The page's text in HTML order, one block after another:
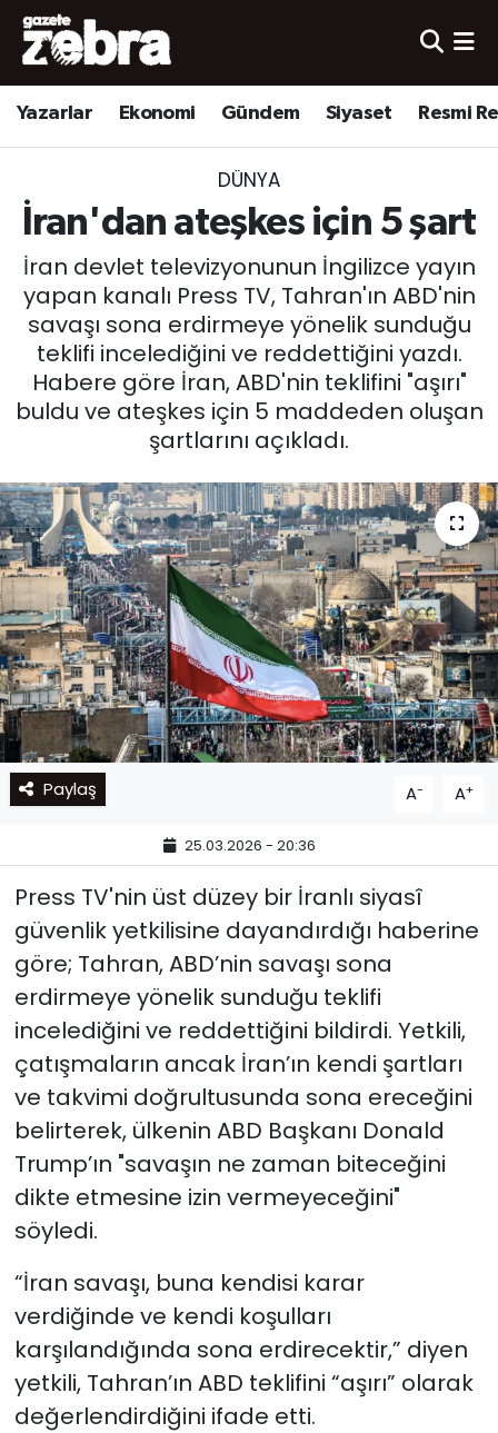
Yazarlar Ekonomi Gündem Siyaset Resmi
DÜNYA
İran'dan ateşkes için 5 şart
İran devlet televizyonunun İngilizce yayın
yapan kanalı Press TV, Tahran'ın ABD'nin
savaşı sona erdirmeye yönelik sunduğu
teklifi incelediğini ve reddettiğini yazdı.
Habere göre İran, ABD'nin teklifini "aşırı"
buldu ve ateşkes için 5 maddeden oluşan
şartlarını açıkladı.
Paylaş A- A+
25.03.2026 - 20:36
Press TV'nin üst düzey bir İranlı siyasî
güvenlik yetkilisine dayandırdığı haberine
göre; Tahran, ABD’nin savaşı sona
erdirmeye yönelik sunduğu teklifi
incelediğini ve reddettiğini bildirdi. Yetkili,
çatışmaların ancak İran’ın kendi şartları
ve takvimi doğrultusunda sona ereceğini
belirterek, ülkenin ABD Başkanı Donald
Trump’ın "savaşın ne zaman biteceğini
dikte etmesine izin vermeyeceğini"
söyledi.
“İran savaşı, buna kendisi karar
verdiğinde ve kendi koşulları
karşılandığında sona erdirecektir,” diyen
yetkili, Tahran’ın ABD teklifini “aşırı” olarak
değerlendirdiğini ifade etti.
Yazarlar
Ekonomi
Yerel
Spor
Nöbetçi Eczaneler
Hava Durumu
Süper Lig Puan Durumu ve Fikstür
Tüm Manşetler
Son Dakika Haberleri
Haber Arşivi